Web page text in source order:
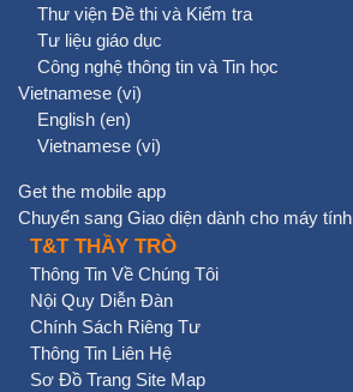
Thư viện Đề thi và Kiểm tra
Tư liệu giáo dục
Công nghệ thông tin và Tin học
Vietnamese ‎(vi)‎
English ‎(en)‎
Vietnamese ‎(vi)‎
Get the mobile app
Chuyển sang Giao diện dành cho máy tính
T&T THẦY TRÒ
Thông Tin Về Chúng Tôi
Nội Quy Diễn Đàn
Chính Sách Riêng Tư
Thông Tin Liên Hệ
Sơ Đồ Trang Site Map